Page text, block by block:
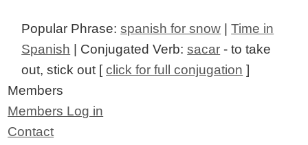
Popular Phrase:spanish for snow |Time in
Spanish | Conjugated Verb:sacar - to take
out, stick out [click for full conjugation ]
Members
Members Log in
Contact